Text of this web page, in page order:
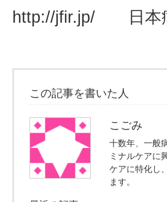
http://jfir.jp/ 日本
この記事を書いた人
こごみ
十数年、一般
ミナルケアに
ケアに特化し
ます。